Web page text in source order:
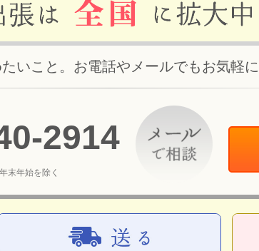
いこと。お電話やメールでもお気軽に
-2914
末年始を除く